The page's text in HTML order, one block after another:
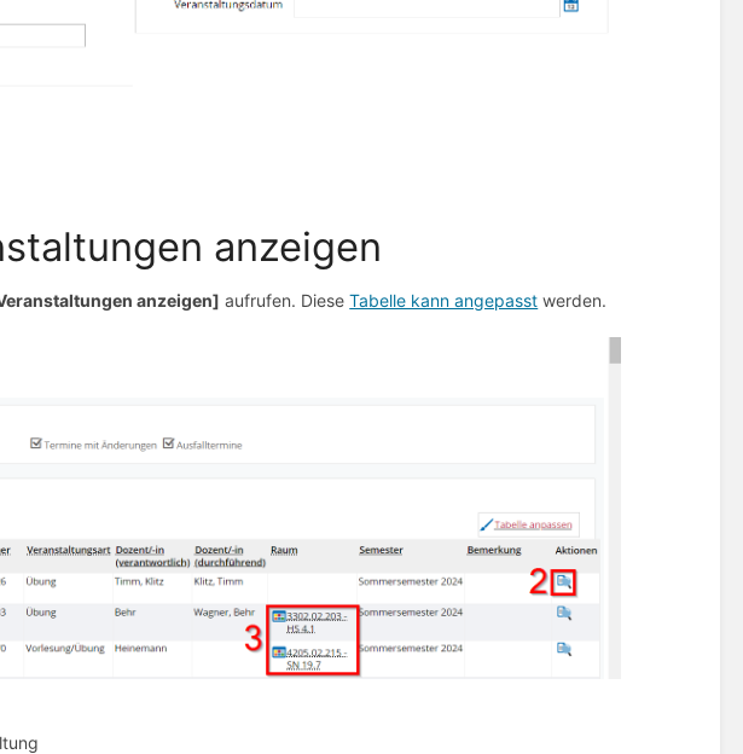
anzeigen
anzeigen] aufrufen. DieseTabelle kann angepasst werden.